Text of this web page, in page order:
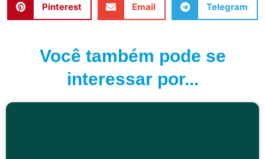
Pinterest Email Telegram
Você também pode se
interessar por...